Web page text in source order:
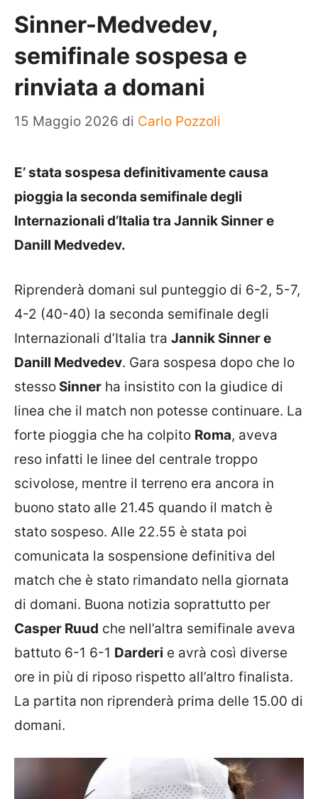
Sinner-Medvedev,
semifinale sospesa e
rinviata a domani
15 Maggio 2026 di Carlo Pozzoli
E’ stata sospesa definitivamente causa
pioggia la seconda semifinale degli
Internazionali d’Italia tra Jannik Sinner e
DaniIl Medvedev.
Riprenderà domani sul punteggio di 6-2, 5-7,
4-2 (40-40) la seconda semifinale degli
Internazionali d’Italia tra Jannik Sinner e
DaniIl Medvedev. Gara sospesa dopo che lo
stesso Sinner ha insistito con la giudice di
linea che il match non potesse continuare. La
forte pioggia che ha colpito Roma, aveva
reso infatti le linee del centrale troppo
scivolose, mentre il terreno era ancora in
buono stato alle 21.45 quando il match è
stato sospeso. Alle 22.55 è stata poi
comunicata la sospensione definitiva del
match che è stato rimandato nella giornata
di domani. Buona notizia soprattutto per
Casper Ruud che nell’altra semifinale aveva
battuto 6-1 6-1 Darderi e avrà così diverse
ore in più di riposo rispetto all’altro finalista.
La partita non riprenderà prima delle 15.00 di
domani.